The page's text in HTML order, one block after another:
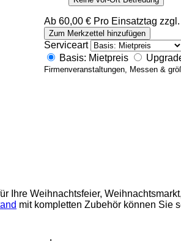
Ab 60,00 € Pro Einsatztag
M
a
n
d
e
e
Zum Merkzettel hinzufügen
Serviceart
Basis: Mietpreis
Firmenveranstaltungen, Messen &
Weihnachtsfeier,
mit kompletten Zubehör können Sie